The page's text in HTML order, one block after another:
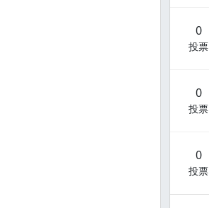
0
投票
0
投票
0
投票